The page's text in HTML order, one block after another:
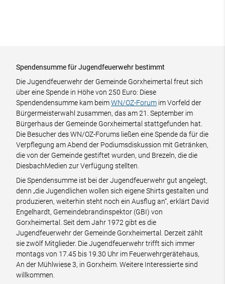
Spendensumme für Jugendfeuerwehr bestimmt
Die Jugendfeuerwehr der Gemeinde Gorxheimertal freut sich
über eine Spende in Höhe von 250 Euro: Diese
Spendendensumme kam beimWN/OZ-Forum im Vorfeld der
Bürgermeisterwahl zusammen, das am 21. September im
Bürgerhaus der Gemeinde Gorxheimertal stattgefunden hat.
Die Besucher des WN/OZ-Forums ließen eine Spende da für die
Verpflegung am Abend der Podiumsdiskussion mit Getränken,
die von der Gemeinde gestiftet wurden, und Brezeln, die die
DiesbachMedien zur Verfügung stellten.
Die Spendensumme ist bei der Jugendfeuerwehr gut angelegt,
denn „die Jugendlichen wollen sich eigene Shirts gestalten und
produzieren, weiterhin steht noch ein Ausflug an“, erklärt David
Engelhardt, Gemeindebrandinspektor (GBI) von
Gorxheimertal. Seit dem Jahr 1972 gibt es die
Jugendfeuerwehr der Gemeinde Gorxheimertal. Derzeit zählt
sie zwölf Mitglieder. Die Jugendfeuerwehr trifft sich immer
montags von 17.45 bis 19.30 Uhr im Feuerwehrgerätehaus,
An der Mühlwiese 3, in Gorxheim. Weitere Interessierte sind
willkommen.